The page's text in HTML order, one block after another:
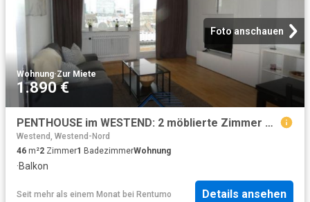
Foto anschauen
Wohnung·Zur Miete
1.890 €
PENTHOUSE im WESTEND: 2 möblierte Zimmer mit Balkon und Skyline Blick
Westend, Westend-Nord
46 m²2 Zimmer1 BadezimmerWohnung
·Balkon
Seit mehr als einem Monat bei Rentumo Details ansehen